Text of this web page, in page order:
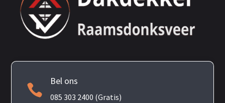

Bel ons
085 303 2400 (Gratis)